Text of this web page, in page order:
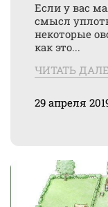
Если у вас
смысл
некоторые
как это...
ЧИТАТЬ
29 апреля